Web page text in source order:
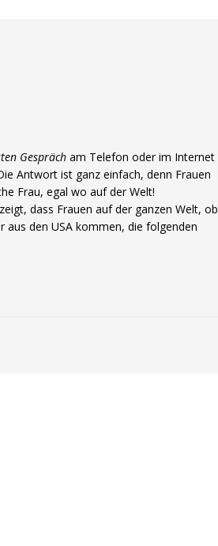
Gespräch am Telefon oder im Internet
Antwort ist ganz einfach, denn Frauen
Frau, egal wo auf der Welt!
dass Frauen auf der ganzen Welt, ob
aus den USA kommen, die folgenden